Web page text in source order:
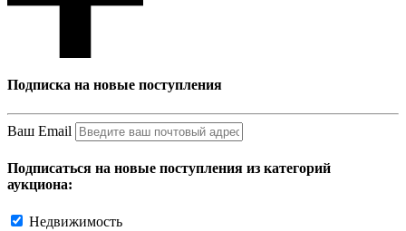
Подписка на новые поступления
Ваш Email
Подписаться на новые поступления из категорий
аукциона:
Недвижимость